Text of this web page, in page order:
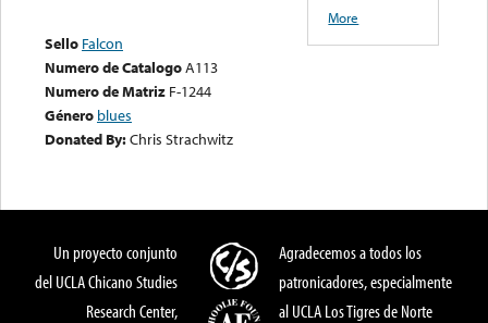
Sello Falcon
Numero de CatalogoA113
Numero de Matriz F-1244
Género blues
Donated By:Chris Strachwitz
More
Un proyecto conjunto
del UCLA Chicano Studies
Research Center,
Agradecemos a todos los
patronicadores, especialmente
al UCLA Los Tigres de Norte